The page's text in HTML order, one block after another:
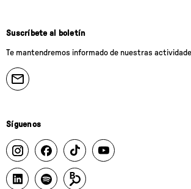
Suscríbete al boletín
Te mantendremos informado de nuestras
Síguenos